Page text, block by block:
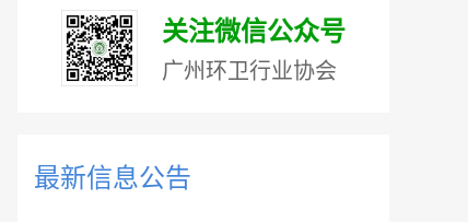
关注微信公众号
广州环卫行业协会
最新信息公告